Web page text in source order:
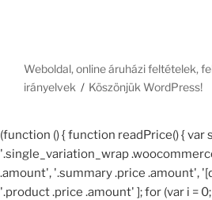
Weboldal, online áruházi feltételek,
irányelvek
Köszönjük WordPress!
(function () { function readPrice() { var
'.single_variation_wrap
.amount', '.summary .price .amount',
'.product .price .amount' ]; for (var i =